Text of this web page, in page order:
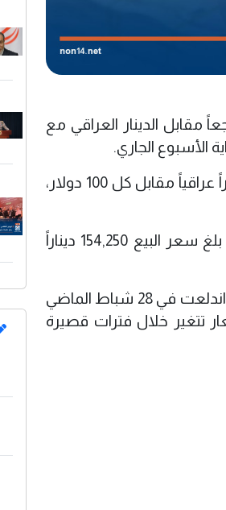
مقابل الدينار العراقي مع
الأسبوع الجاري.
وسجلت أسعار الدولار في بورصتي الكفاح و الحارثية ببغداد لتسجل 153,750 ديناراً عراقياً مقابل كل 100 دولار،
وانخفضت أسعار الدولار في محال الصيرفة بالأسواق المحلية في بغداد، حيث بلغ سعر البيع 154,250 ديناراً
ويشهد سعر صرف الدولار تذبذباً واضحاً في الأسواق المحلية، متأثراً بالحرب التي اندلعت في 28 شباط الماضي
تتغير خلال فترات قصيرة